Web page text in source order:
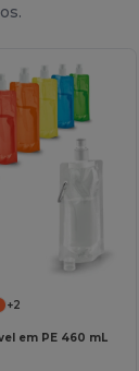
+2
em PE 460 mL